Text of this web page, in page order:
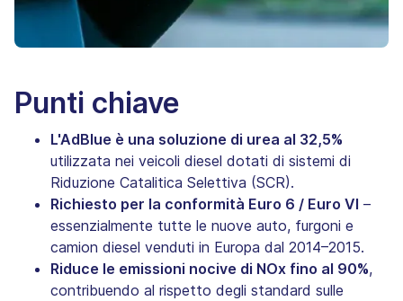
Punti chiave
L'AdBlue è una soluzione di urea al 32,5%
utilizzata nei veicoli diesel dotati di sistemi di
Riduzione Catalitica Selettiva (SCR).
Richiesto per la conformità Euro 6 / Euro VI –
essenzialmente tutte le nuove auto, furgoni e
camion diesel venduti in Europa dal 2014–2015.
Riduce le emissioni nocive di NOx fino al 90%,
contribuendo al rispetto degli standard sulle